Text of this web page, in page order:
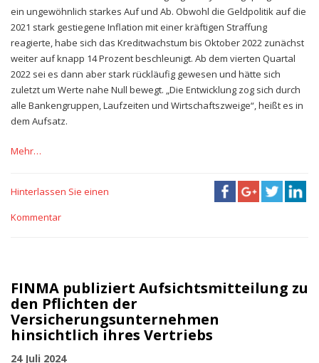
ein ungewöhnlich starkes Auf und Ab. Obwohl die Geldpolitik auf die
2021 stark gestiegene Inflation mit einer kräftigen Straffung
reagierte, habe sich das Kreditwachstum bis Oktober 2022 zunächst
weiter auf knapp 14 Prozent beschleunigt. Ab dem vierten Quartal
2022 sei es dann aber stark rückläufig gewesen und hätte sich
zuletzt um Werte nahe Null bewegt. „Die Entwicklung zog sich durch
alle Bankengruppen, Laufzeiten und Wirtschaftszweige“, heißt es in
dem Aufsatz.
Mehr…
Hinterlassen Sie einen
Kommentar
FINMA publiziert Aufsichtsmitteilung zu
den Pflichten der
Versicherungsunternehmen
hinsichtlich ihres Vertriebs
24 Juli 2024